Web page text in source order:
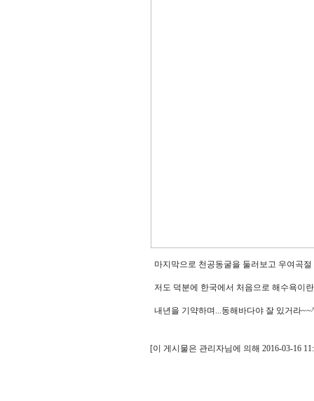
마지막으로 천공동굴을 둘러보고 우여곡
저도 덕분에 한국에서 처음으로 해수욕이
내년을 기약하며...동해바다야 잘 있거라
[이 게시물은 관리자님에 의해 2016-03-16